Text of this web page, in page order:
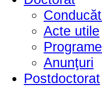
Acte utile
Anunţuri
Postdoctorat